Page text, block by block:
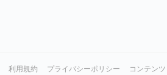
利用規約 プライバシーポリシー コンテン